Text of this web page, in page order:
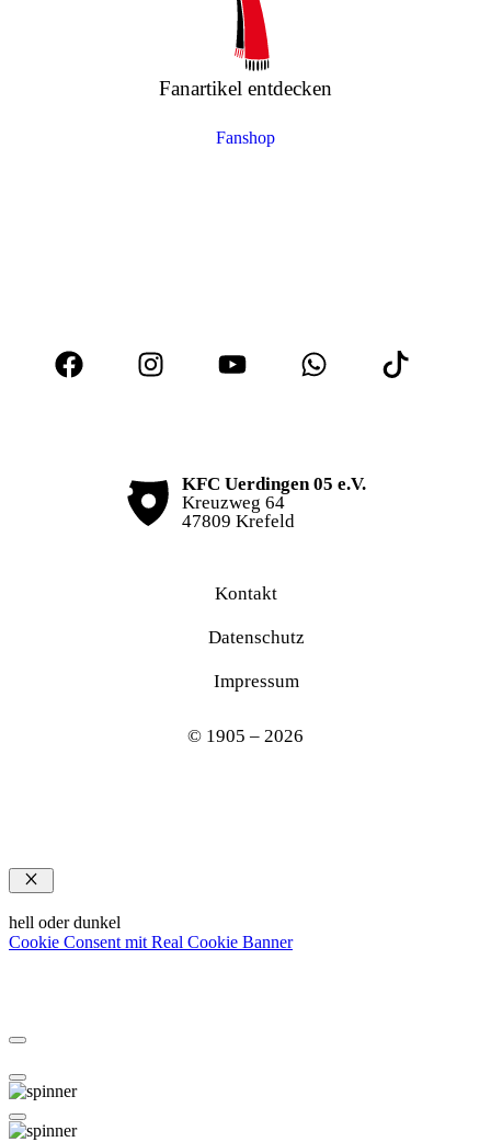
Fanartikel entdecken
Fanshop
KFC Uerdingen 05 e.V.
Kreuzweg 64
47809 Krefeld
Kontakt
Datenschutz
Impressum
© 1905 – 2026
Schließen
hell oder dunkel
Cookie Consent mit Real Cookie Banner